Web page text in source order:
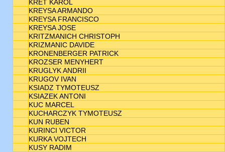
KRET KAROL
KREYSA ARMANDO
KREYSA FRANCISCO
KREYSA JOSE
KRITZMANICH CHRISTOPH
KRIZMANIC DAVIDE
KRONENBERGER PATRICK
KROZSER MENYHERT
KRUGLYK ANDRII
KRUGOV IVAN
KSIADZ TYMOTEUSZ
KSIAZEK ANTONI
KUC MARCEL
KUCHARCZYK TYMOTEUSZ
KUN RUBEN
KURINCI VICTOR
KURKA VOJTECH
KUSY RADIM